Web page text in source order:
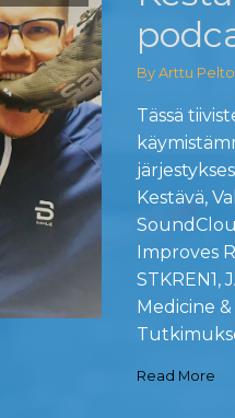
By Arttu
Tässä
Kestävä,
Improves
STKREN1,
Medicine
Read More